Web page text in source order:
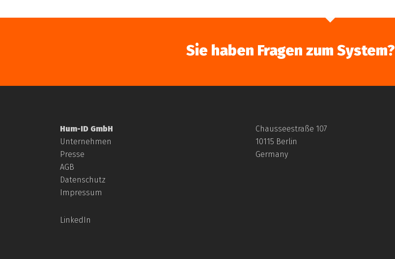
Sie haben Fragen zum System?
Hum-ID GmbH
Unternehmen
Presse
AGB
Datenschutz
Impressum
LinkedIn
Chausseestraße 107
10115 Berlin
Germany